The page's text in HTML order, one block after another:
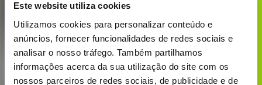
Este website utiliza cookies
Utilizamos cookies para personalizar conteúdo e
anúncios, fornecer funcionalidades de redes sociais e
analisar o nosso tráfego. Também partilhamos
informações acerca da sua utilização do site com os
nossos parceiros de redes sociais, de publicidade e de